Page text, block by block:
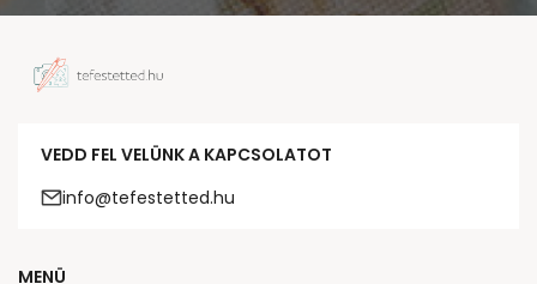
VEDD FEL VELÜNK A KAPCSOLATOT
info@tefestetted.hu
MENÜ